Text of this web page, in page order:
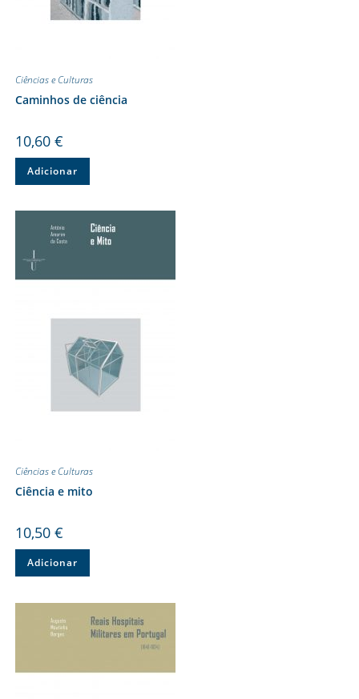
Ciências e Culturas
Caminhos de ciência
10,60 €
Adicionar
Ciências e Culturas
Ciência e mito
10,50 €
Adicionar